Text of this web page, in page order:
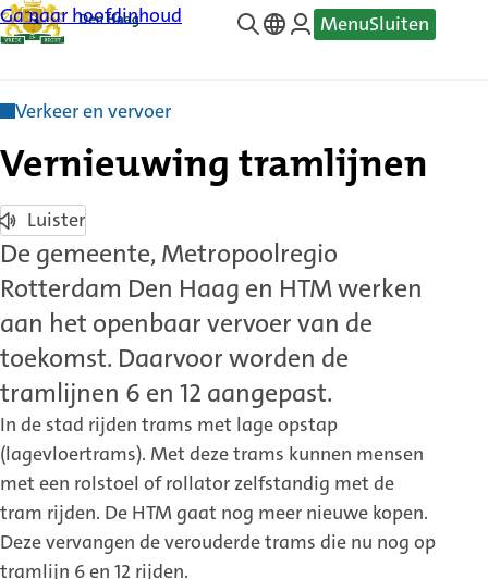
Ga naar hoofdinhoud
—
MenuSluiten
Verkeer en vervoer
Vernieuwing tramlijnen
Luister
De gemeente, Metropoolregio
Rotterdam Den Haag en HTM werken
aan het openbaar vervoer van de
toekomst. Daarvoor worden de
tramlijnen 6 en 12 aangepast.
In de stad rijden trams met lage opstap
(lagevloertrams). Met deze trams kunnen mensen
met een rolstoel of rollator zelfstandig met de
tram rijden. De HTM gaat nog meer nieuwe kopen.
Deze vervangen de verouderde trams die nu nog op
tramlijn 6 en 12 rijden.